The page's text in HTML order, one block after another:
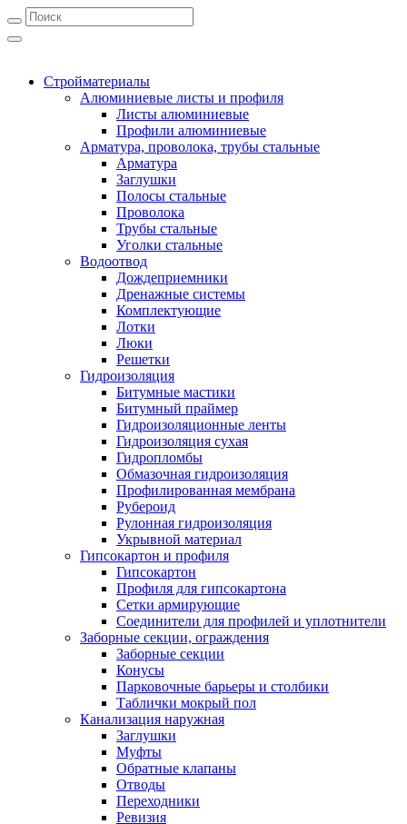
Стройматериалы
Алюминиевые листы и профиля
Листы алюминиевые
Профили алюминиевые
Арматура, проволока, трубы стальные
Арматура
Заглушки
Полосы стальные
Проволока
Трубы стальные
Уголки стальные
Водоотвод
Дождеприемники
Дренажные системы
Комплектующие
Лотки
Люки
Решетки
Гидроизоляция
Битумные мастики
Битумный праймер
Гидроизоляционные ленты
Гидроизоляция сухая
Гидропломбы
Обмазочная гидроизоляция
Профилированная мембрана
Рубероид
Рулонная гидроизоляция
Укрывной материал
Гипсокартон и профиля
Гипсокартон
Профиля для гипсокартона
Сетки армирующие
Соединители для профилей и уплотнители
Заборные секции, ограждения
Заборные секции
Конусы
Парковочные барьеры и столбики
Таблички мокрый пол
Канализация наружная
Заглушки
Муфты
Обратные клапаны
Отводы
Переходники
Ревизия